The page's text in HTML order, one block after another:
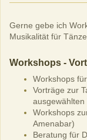
Gerne gebe ich
Musikalität für
Workshops -
Workshops
Vorträge zur
ausgewählten
Workshops
Amenabar)
Beratung für